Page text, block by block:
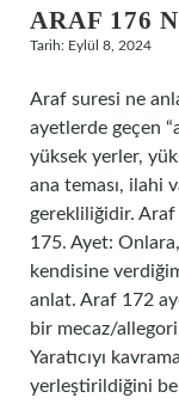
ARAF 176
Tarih: Eylül 8, 2024
Araf suresi ne
ayetlerde geçen
yüksek yerler,
ana teması, ilahi
gerekliliğidir.
175. Ayet: Onlara,
kendisine
anlat. Araf 172
bir mecaz/
Yaratıcıyı
yerleştirildiğini